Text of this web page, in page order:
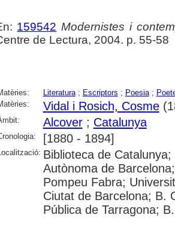
159542 Modernistes i
de Lectura, 2004. p. 55-58
Literatura; Escriptors ; Poesia;
Vidal i Rosich, Cosme
Alcover; Catalunya
[1880 - 1894]
Localització: Biblioteca de
Autònoma de
Pompeu Fabra;
Ciutat de Barcelona; B.
Pública de Tarragona;